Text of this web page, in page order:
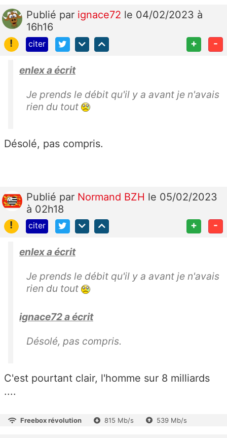
Publié par ignace72 le 04/02/2023 à
16h16
!
citer + -
enlex a écrit
Je prends le débit qu'il y a avant je n'avais
rien du tout
Désolé, pas compris.
Publié par Normand BZH le 05/02/2023
à 02h18
!
citer + -
enlex a écrit
Je prends le débit qu'il y a avant je n'avais
rien du tout
ignace72 a écrit
Désolé, pas compris.
C'est pourtant clair, l'homme sur 8 milliards
....
Freebox révolution 815 Mb/s 539 Mb/s